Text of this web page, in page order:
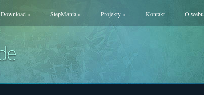
Download» StepMania» Projekty» Kontakt O webu